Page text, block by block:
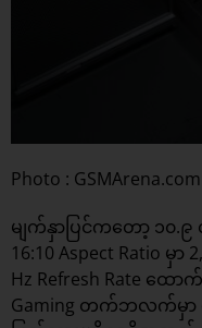
Photo : GSMArena.com
မျက်နှာပြင်ကတော့ ၁၀.
16:10 Aspect Ratio မှာ
Hz Refresh Rate ထော
Gaming တက်ဘလက်မှ